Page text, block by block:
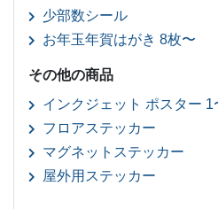
少部数シール
お年玉年賀はがき 8枚〜
その他の商品
インクジェット ポスター 1
フロアステッカー
マグネットステッカー
屋外用ステッカー